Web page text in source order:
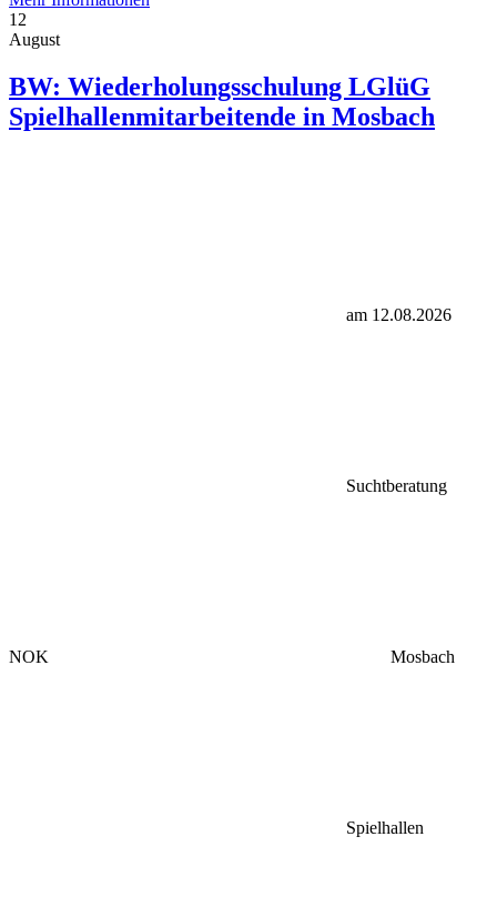
12
August
BW: Wiederholungsschulung LGlüG
Spielhallenmitarbeitende in Mosbach
am 12.08.2026
Suchtberatung
NOK Mosbach
Spielhallen